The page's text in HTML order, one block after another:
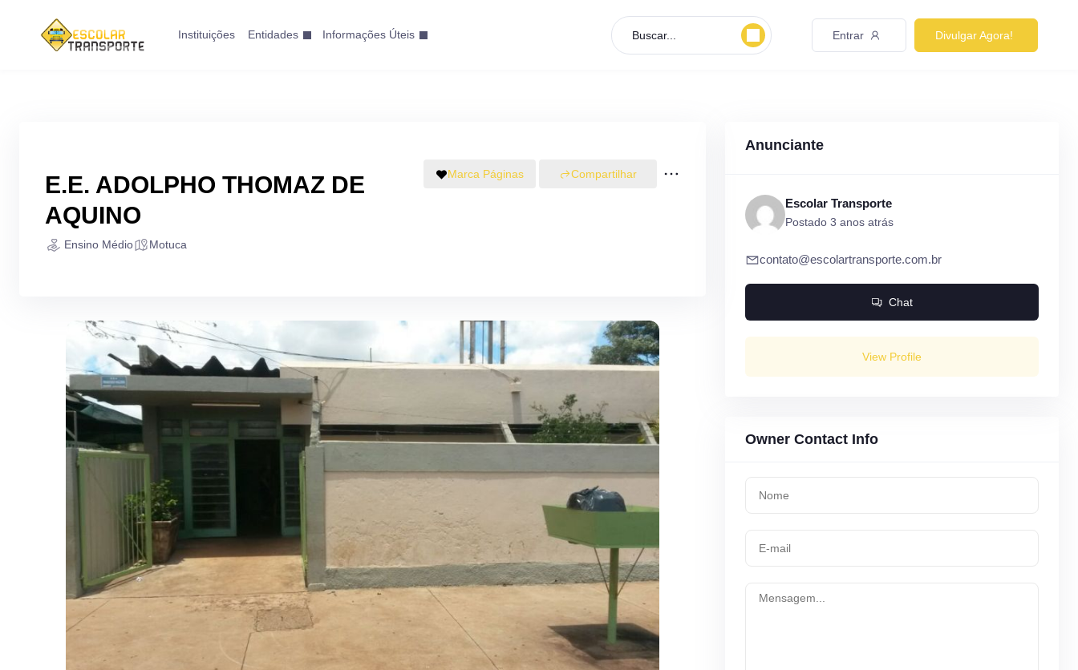
Instituições Entidades Informações Úteis Buscar... Entrar Divulgar Agora!
E.E. ADOLPHO THOMAZ DE
AQUINO
Marca Páginas Compartilhar
Ensino Médio Motuca
Anunciante
Escolar Transporte
Postado 3 anos atrás
contato@escolartransporte.com.br
Chat
View Profile
Owner Contact Info